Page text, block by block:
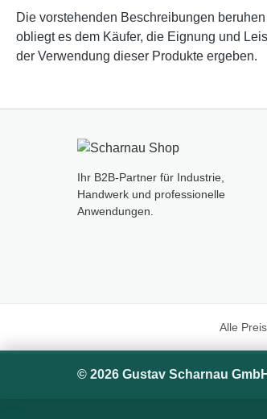
Die vorstehenden Beschreibungen
obliegt es dem Käufer, die Eignung und
der Verwendung dieser Produkte ergeben.
Ihr B2B-Partner für Industrie,
Handwerk und professionelle
Anwendungen.
Alle
© 2026 Gustav Scharnau GmbH